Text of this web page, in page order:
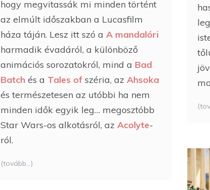
hogy megvitassák mi minden történt
az elmúlt időszakban a Lucasfilm
háza táján. Lesz itt szó a A mandalóri
harmadik évadáról, a különböző
animációs sorozatokról, mind a Bad
Batch és a Tales of széria, az Ahsoka
és természetesen az utóbbi ha nem
minden idők egyik leg… megosztóbb
Star Wars-os alkotásról, az Acolyte-
ról.
(tovább…)